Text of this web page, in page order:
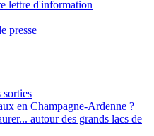
lettre d'information
presse
sorties
en Champagne-Ardenne ?
autour des grands lacs de